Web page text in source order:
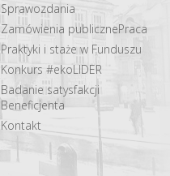
Sprawozdania
Zamówienia publicznePraca
Praktyki i staże w Funduszu
Konkurs #ekoLIDER
Badanie satysfakcji
Beneficjenta
Kontakt